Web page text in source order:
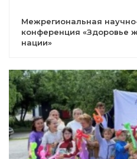
Межрегиональная
конференция «Здоровье
нации»